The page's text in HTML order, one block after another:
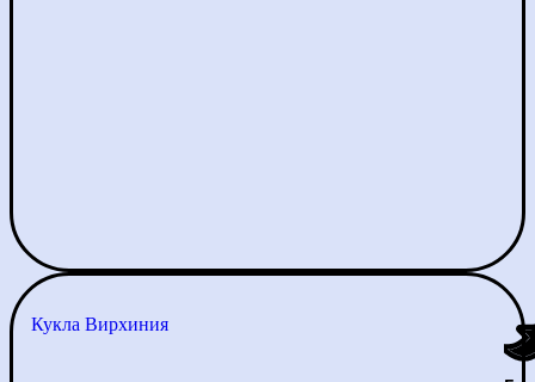
Кукла Вирхиния